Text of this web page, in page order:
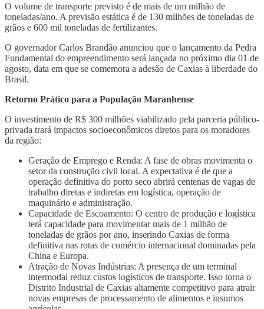
O volume de transporte previsto é de mais de um milhão de
toneladas/ano. A previsão estática é de 130 milhões de toneladas de
grãos e 600 mil toneladas de fertilizantes.
O governador Carlos Brandão anunciou que o lançamento da Pedra
Fundamental do empreendimento será lançada no próximo dia 01 de
agosto, data em que se comemora a adesão de Caxias à liberdade do
Brasil.
Retorno Prático para a População Maranhense
O investimento de R$ 300 milhões viabilizado pela parceria público-
privada trará impactos socioeconômicos diretos para os moradores
da região:
Geração de Emprego e Renda: A fase de obras movimenta o
setor da construção civil local. A expectativa é de que a
operação definitiva do porto seco abrirá centenas de vagas de
trabalho diretas e indiretas em logística, operação de
maquinário e administração.
Capacidade de Escoamento: O centro de produção e logística
terá capacidade para movimentar mais de 1 milhão de
toneladas de grãos por ano, inserindo Caxias de forma
definitiva nas rotas de comércio internacional dominadas pela
China e Europa.
Atração de Novas Indústrias: A presença de um terminal
intermodal reduz custos logísticos de transporte. Isso torna o
Distrito Industrial de Caxias altamente competitivo para atrair
novas empresas de processamento de alimentos e insumos